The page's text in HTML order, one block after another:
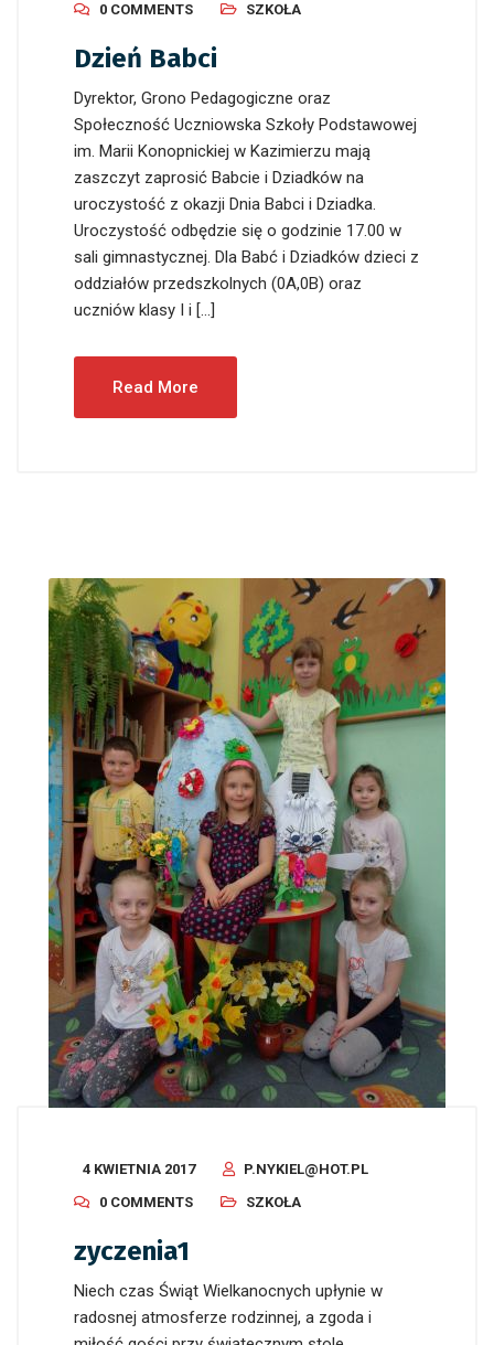
0 COMMENTS
SZKOŁA
Dzień Babci
Dyrektor, Grono Pedagogiczne oraz
Społeczność Uczniowska Szkoły Podstawowej
im. Marii Konopnickiej w Kazimierzu mają
zaszczyt zaprosić Babcie i Dziadków na
uroczystość z okazji Dnia Babci i Dziadka.
Uroczystość odbędzie się o godzinie 17.00 w
sali gimnastycznej. Dla Babć i Dziadków dzieci z
oddziałów przedszkolnych (0A,0B) oraz
uczniów klasy I i […]
Read More
4 KWIETNIA 2017
P.NYKIEL@HOT.PL
0 COMMENTS
SZKOŁA
zyczenia1
Niech czas Świąt Wielkanocnych upłynie w
radosnej atmosferze rodzinnej, a zgoda i